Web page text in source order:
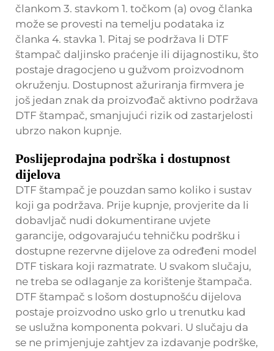
člankom 3. stavkom 1. točkom (a) ovog članka
može se provesti na temelju podataka iz
članka 4. stavka 1. Pitaj se podržava li DTF
štampač daljinsko praćenje ili dijagnostiku, što
postaje dragocjeno u gužvom proizvodnom
okruženju. Dostupnost ažuriranja firmvera je
još jedan znak da proizvođač aktivno podržava
DTF štampač, smanjujući rizik od zastarjelosti
ubrzo nakon kupnje.
Poslijeprodajna podrška i dostupnost
dijelova
DTF štampač je pouzdan samo koliko i sustav
koji ga podržava. Prije kupnje, provjerite da li
dobavljač nudi dokumentirane uvjete
garancije, odgovarajuću tehničku podršku i
dostupne rezervne dijelove za određeni model
DTF tiskara koji razmatrate. U svakom slučaju,
ne treba se odlaganje za korištenje štampača.
DTF štampač s lošom dostupnošću dijelova
postaje proizvodno usko grlo u trenutku kad
se uslužna komponenta pokvari. U slučaju da
se ne primjenjuje zahtjev za izdavanje podrške,